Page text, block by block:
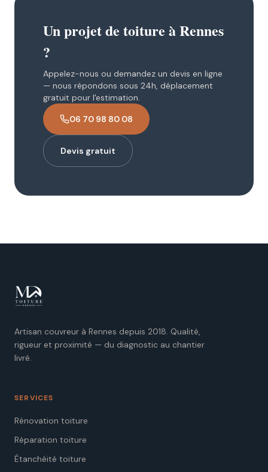
Un projet de toiture à Rennes
?
Appelez-nous ou demandez un devis en ligne
— nous répondons sous 24h, déplacement
gratuit pour l'estimation.
06 70 98 80 08
Devis gratuit
Artisan couvreur à Rennes depuis 2018. Qualité,
rigueur et proximité — du diagnostic au chantier
livré.
SERVICES
Rénovation toiture
Réparation toiture
Étanchéité toiture